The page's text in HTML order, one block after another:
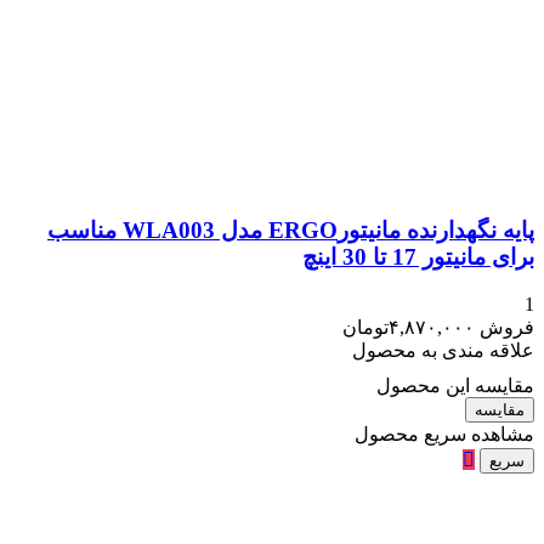
پایه نگهدارنده مانیتورERGO مدل WLA003 مناسب
17 تا 30 اینچ
۴,۸۷۰,۰۰۰ تومان
مندی به محصول
این محصول
سریع محصول